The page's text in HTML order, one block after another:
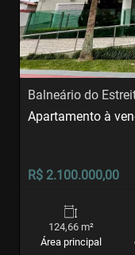
Balneário do
Apartamento à
R$ 2.100.000,00
124,66 m²
Área principal